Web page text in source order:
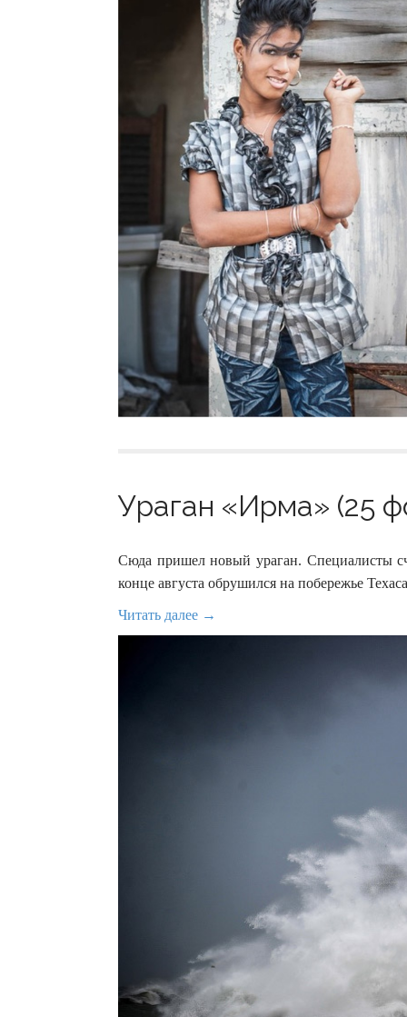
Ураган «Ирма» (25
Сюда пришел новый ураган. Специалисты
конце августа обрушился на побережье
Читать далее →